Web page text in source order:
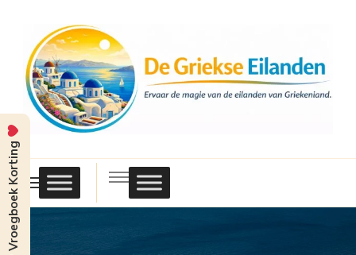
Griekse
Vroegboek Korting